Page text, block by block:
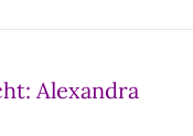
Alexandra